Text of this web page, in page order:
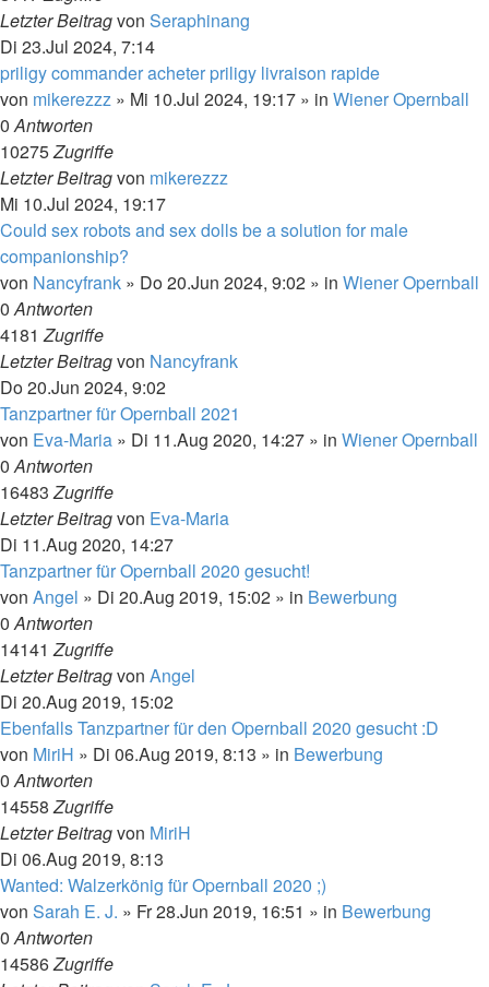
Letzter Beitragvon Seraphinang
Di 23.Jul 2024, 7:14
priligy commander acheter priligy livraison rapide
von mikerezzz » Mi 10.Jul 2024, 19:17 » in Wiener Opernball
0Antworten
10275Zugriffe
Letzter Beitragvon mikerezzz
Mi 10.Jul 2024, 19:17
Could sex robots and sex dolls be a solution for male
companionship?
von Nancyfrank » Do 20.Jun 2024, 9:02 » in Wiener Opernball
0Antworten
4181Zugriffe
Letzter Beitragvon Nancyfrank
Do 20.Jun 2024, 9:02
Tanzpartner für Opernball 2021
von Eva-Maria » Di 11.Aug 2020, 14:27 » in Wiener Opernball
0Antworten
16483Zugriffe
Letzter Beitragvon Eva-Maria
Di 11.Aug 2020, 14:27
Tanzpartner für Opernball 2020 gesucht!
von Angel » Di 20.Aug 2019, 15:02 » in Bewerbung
0Antworten
14141Zugriffe
Letzter Beitragvon Angel
Di 20.Aug 2019, 15:02
Ebenfalls Tanzpartner für den Opernball 2020 gesucht :D
von MiriH » Di 06.Aug 2019, 8:13 » in Bewerbung
0Antworten
14558Zugriffe
Letzter Beitragvon MiriH
Di 06.Aug 2019, 8:13
Wanted: Walzerkönig für Opernball 2020 ;)
von Sarah E. J. » Fr 28.Jun 2019, 16:51 » in Bewerbung
0Antworten
14586Zugriffe